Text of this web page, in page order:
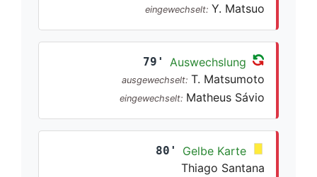
eingewechselt: Y. Matsuo
79' Auswechslung
ausgewechselt: T. Matsumoto
eingewechselt: Matheus Sávio
80'
Gelbe Karte
Thiago Santana